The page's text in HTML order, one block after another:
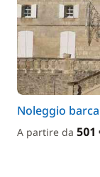
Noleggio
A partire da 501